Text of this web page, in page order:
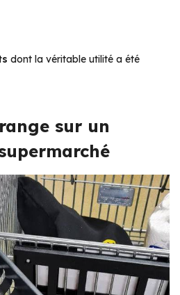
dont la véritable utilité a été
sur un